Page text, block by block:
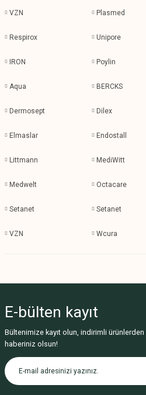
VZN Plasmed
Respirox Unipore
IRON Poylin
Aqua BERCKS
Dermosept Dilex
Elmaslar Endostall
Littmann MediWitt
Medwelt Octacare
Setanet Setanet
VZN Wcura
E-bülten kayıt
Bültenimize kayıt olun, indirimli
haberiniz olsun!